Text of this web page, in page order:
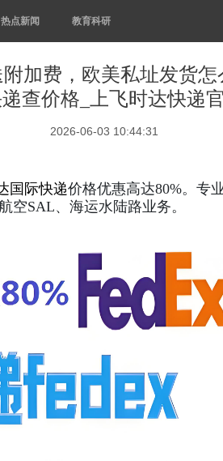
热点新闻 教育科研
加费，欧美私址发货
查价格_上飞时达快递
2026-06-03 10:44:31
国际快递价格优惠高达80%。专
空SAL、海运水陆路业务。